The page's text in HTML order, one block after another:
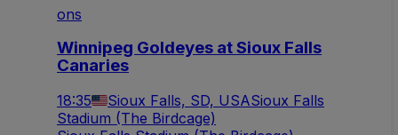
ons
Winnipeg Goldeyes at Sioux Falls
Canaries
18:35 Sioux Falls, SD, USASioux Falls
Stadium (The Birdcage)